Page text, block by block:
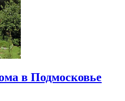
в Подмосковье